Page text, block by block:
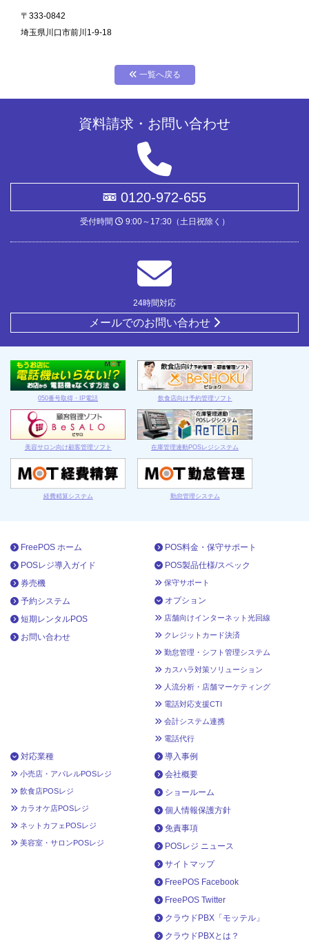
〒333-0842
埼玉県川口市前川1-9-18
一覧へ戻る
資料請求・お問い合わせ
: 0120-972-655
受付時間 9:00～17:30（土日祝除く）
24時間対応
メールでのお問い合わせ
050番号取得・IP電話 飲食店向け予約管理ソフト
美容サロン向け顧客管理ソフト 在庫管理連動POSレジシステム
経費精算システム 勤怠管理システム
FreePOS ホーム
POSレジ導入ガイド
券売機
予約システム
短期レンタルPOS
お問い合わせ
POS料金・保守サポート
POS製品仕様/スペック
保守サポート
オプション
店舗向けインターネット光回線
クレジットカード決済
勤怠管理・シフト管理システム
カスハラ対策ソリューション
人流分析・店舗マーケティング
電話対応支援CTI
会計システム連携
電話代行
対応業種
小売店・アパレルPOSレジ
飲食店POSレジ
カラオケ店POSレジ
ネットカフェPOSレジ
美容室・サロンPOSレジ
導入事例
会社概要
ショールーム
個人情報保護方針
免責事項
POSレジ ニュース
サイトマップ
FreePOS Facebook
FreePOS Twitter
クラウドPBX「モッテル」
クラウドPBXとは？